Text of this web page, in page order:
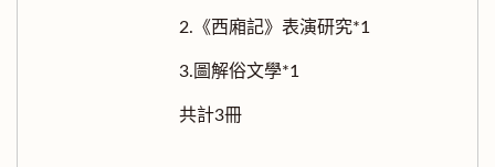
2.《西廂記》表演研究*1
3.圖解俗文學*1
共計3冊